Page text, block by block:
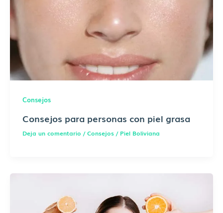
Consejos
Consejos para personas con piel grasa
Deja un comentario /Consejos/ Piel Boliviana